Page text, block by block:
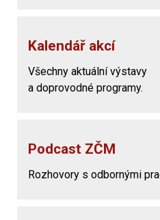
Kalendář akcí
Všechny aktuální výstavy
a doprovodné programy.
Podcast ZČM
Rozhovory s odbornými